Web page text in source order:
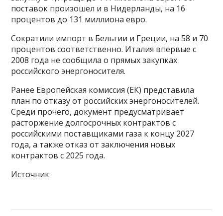
поставок произошел и в Нидерланды, на 16
процентов до 131 миллиона евро.
Сократили импорт в Бельгии и Греции, на 58 и 70
процентов соответственно. Италия впервые с
2008 года не сообщила о прямых закупках
российского энергоносителя.
Ранее Европейская комиссия (ЕК) представила
план по отказу от российских энергоносителей.
Среди прочего, документ предусматривает
расторжение долгосрочных контрактов с
российскими поставщиками газа к концу 2027
года, а также отказ от заключения новых
контрактов с 2025 года.
Источник